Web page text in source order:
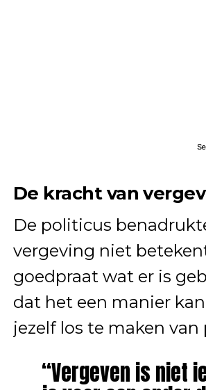
De kracht van
De politicus
vergeving niet
goedpraat wat er is
dat het een manier
jezelf los te maken van
“Vergeven is niet